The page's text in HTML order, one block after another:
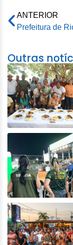
ANTERIOR
Outras